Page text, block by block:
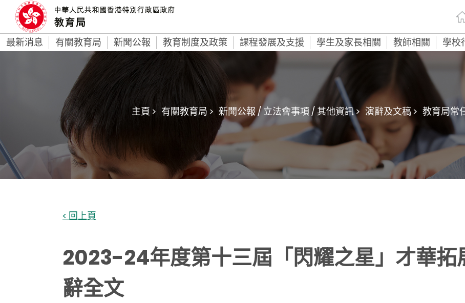
最新消息 有關教育局 新聞公報 教育制度及政策 課程發展及支援 學生及家長相關 教師相關 學校
主頁 > 有關教育局 > 新聞公報 / 立法會事項 / 其他資訊 > 演辭及文稿 > 教育局常
< 回上頁
2023-24年度第十三屆「閃耀之星」才華拓
辭全文